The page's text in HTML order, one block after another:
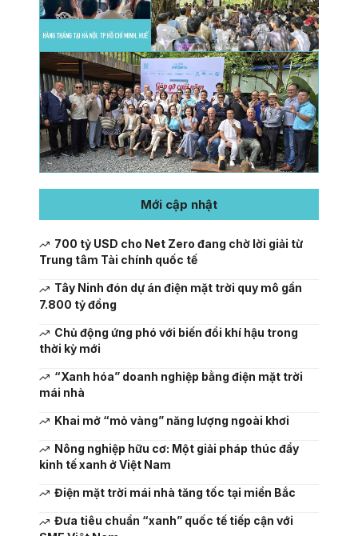
Mới cập nhật
700 tỷ USD cho Net Zero đang chờ lời giải từ
Trung tâm Tài chính quốc tế
Tây Ninh đón dự án điện mặt trời quy mô gần
7.800 tỷ đồng
Chủ động ứng phó với biến đổi khí hậu trong
thời kỳ mới
“Xanh hóa” doanh nghiệp bằng điện mặt trời
mái nhà
Khai mở “mỏ vàng” năng lượng ngoài khơi
Nông nghiệp hữu cơ: Một giải pháp thúc đẩy
kinh tế xanh ở Việt Nam
Điện mặt trời mái nhà tăng tốc tại miền Bắc
Đưa tiêu chuẩn “xanh” quốc tế tiếp cận với